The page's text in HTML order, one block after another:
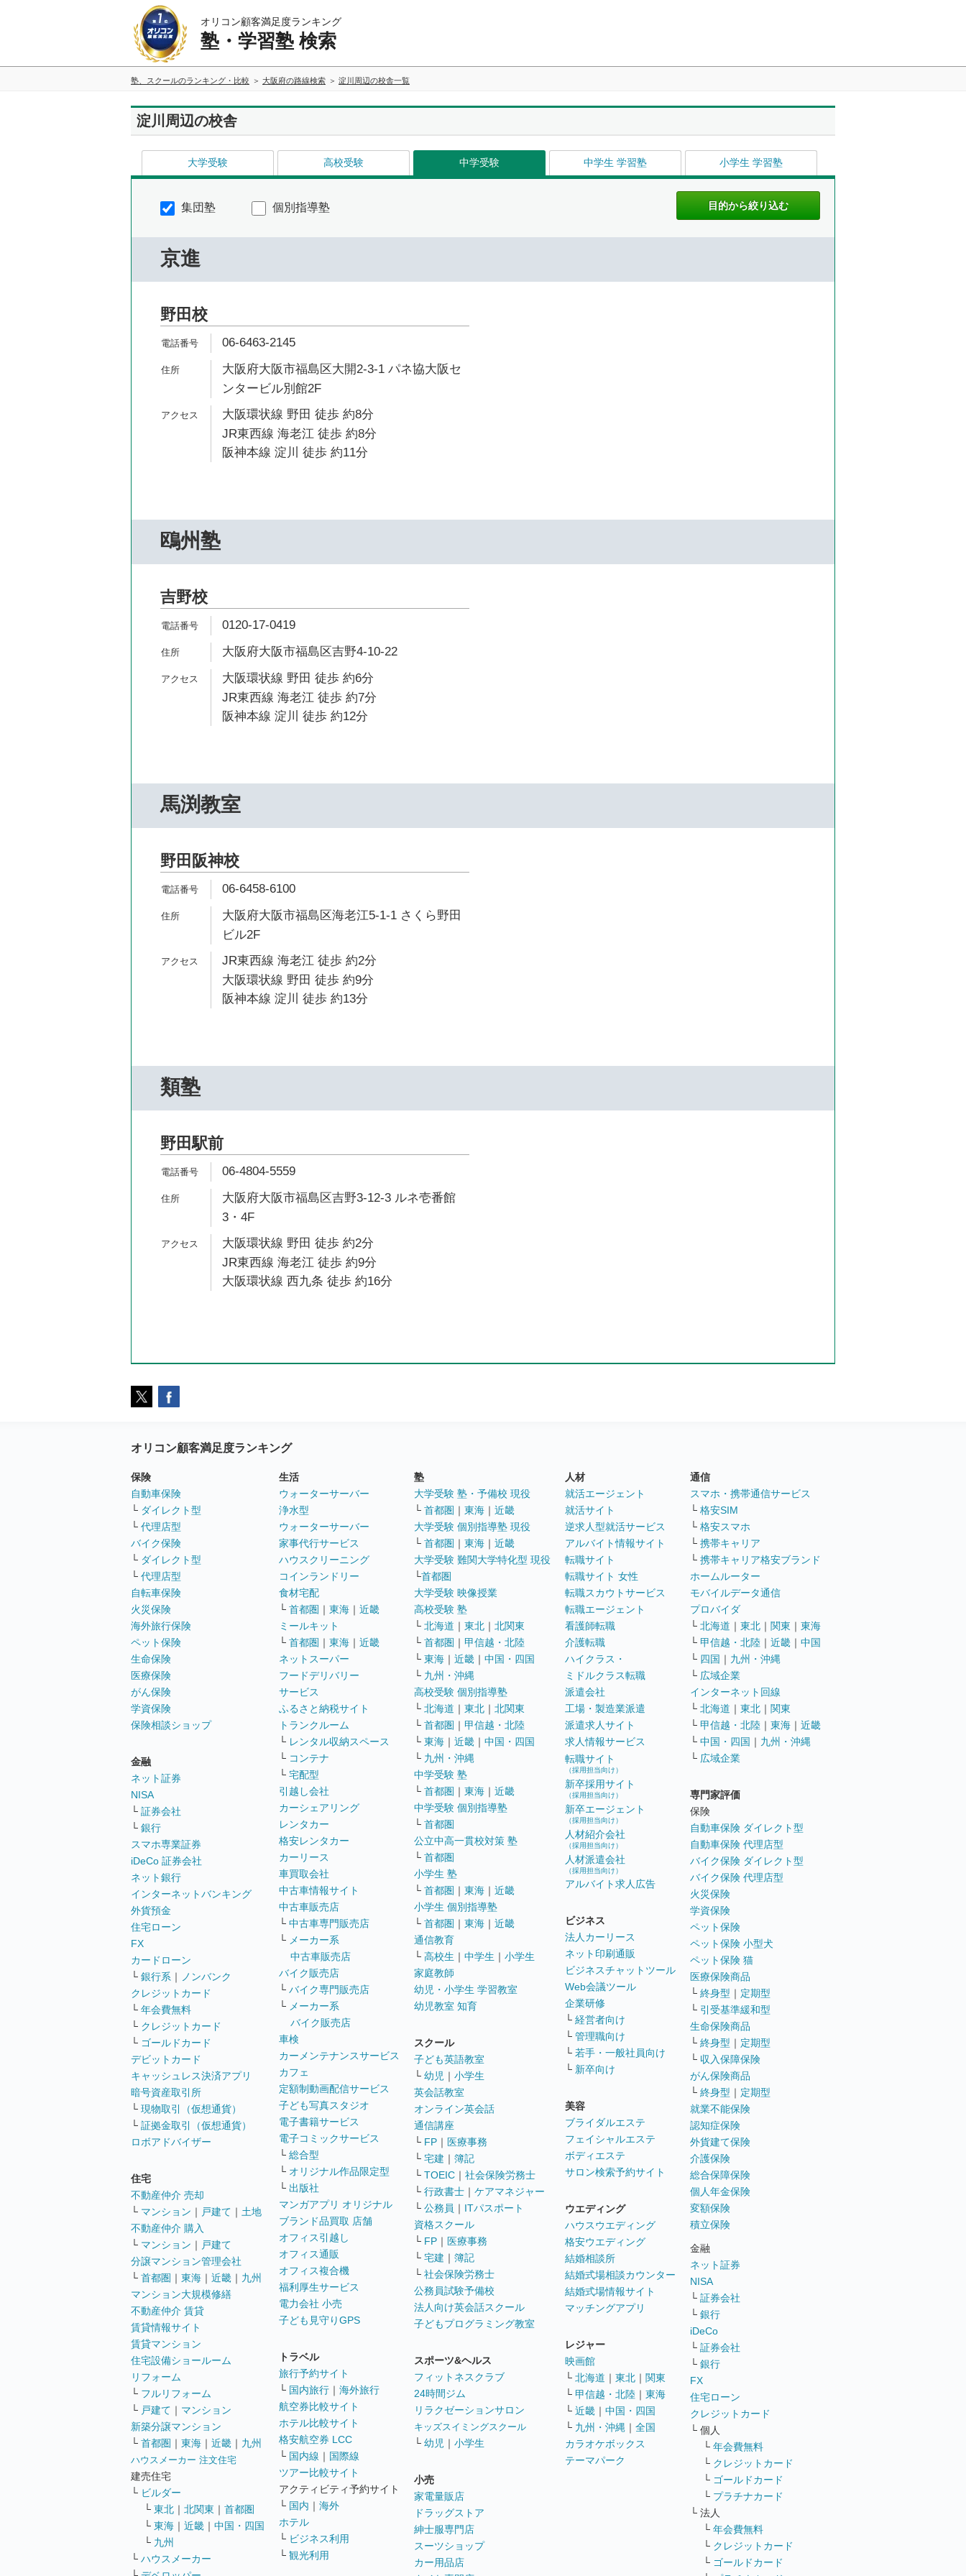
オリコン顧客満足度ランキング
塾・学習塾 検索
塾、スクールのランキング・比較 大阪府の路線検索 淀川周辺の校舎一覧
淀川周辺の校舎
大学受験 高校受験 中学受験 中学生 学習塾 小学生 学習塾
集団塾 個別指導塾
京進
野田校
06-6463-2145
大阪府大阪市福島区大開2-3-1 パネ協大阪セ
ンタービル別館2F
大阪環状線 野田 徒歩 約8分
JR東西線 海老江 徒歩 約8分
阪神本線 淀川 徒歩 約11分
鴎州塾
吉野校
0120-17-0419
大阪府大阪市福島区吉野4-10-22
大阪環状線 野田 徒歩 約6分
JR東西線 海老江 徒歩 約7分
阪神本線 淀川 徒歩 約12分
馬渕教室
野田阪神校
06-6458-6100
大阪府大阪市福島区海老江5-1-1 さくら野田
ビル2F
JR東西線 海老江 徒歩 約2分
大阪環状線 野田 徒歩 約9分
阪神本線 淀川 徒歩 約13分
類塾
野田駅前
06-4804-5559
大阪府大阪市福島区吉野3-12-3 ルネ壱番館
3・4F
大阪環状線 野田 徒歩 約2分
JR東西線 海老江 徒歩 約9分
大阪環状線 西九条 徒歩 約16分
オリコン顧客満足度ランキング
保険
自動車保険
└ ダイレクト型
└ 代理店型
バイク保険
└ ダイレクト型
└ 代理店型
自転車保険
火災保険
海外旅行保険
ペット保険
生命保険
医療保険
がん保険
学資保険
保険相談ショップ
金融
ネット証券
NISA
└ 証券会社
└ 銀行
スマホ専業証券
iDeCo 証券会社
ネット銀行
インターネットバンキング
外貨預金
住宅ローン
FX
カードローン
└ 銀行系 ｜
ノンバンク
クレジットカード
└ 年会費無料
└ クレジットカード
└ ゴールドカード
デビットカード
キャッシュレス決済アプリ
暗号資産取引所
└ 現物取引（仮想通貨）
└ 証拠金取引（仮想通貨）
ロボアドバイザー
住宅
不動産仲介 売却
└ マンション ｜ 戸建て ｜ 土地
不動産仲介 購入
└ マンション ｜ 戸建て
分譲マンション管理会社
└ 首都圏 ｜ 東海 ｜ 近畿 ｜ 九州
マンション大規模修繕
不動産仲介 賃貸
賃貸情報サイト
賃貸マンション
住宅設備ショールーム
リフォーム
└ フルリフォーム
└ 戸建て ｜ マンション
新築分譲マンション
└ 首都圏 ｜ 東海 ｜ 近畿 ｜ 九州
ハウスメーカー 注文住宅
建売住宅
└ ビルダー
└ 東北 ｜ 北関東 ｜ 首都圏
└ 東海 ｜ 近畿 ｜ 中国・四国
└ 九州
└ ハウスメーカー
生活
ウォーターサーバー
浄水型
ウォーターサーバー
家事代行サービス
ハウスクリーニング
コインランドリー
食材宅配
└ 首都圏 ｜ 東海 ｜ 近畿
ミールキット
└ 首都圏 ｜ 東海 ｜ 近畿
ネットスーパー
フードデリバリー
サービス
ふるさと納税サイト
トランクルーム
└ レンタル収納スペース
└ コンテナ
└ 宅配型
引越し会社
カーシェアリング
レンタカー
格安レンタカー
カーリース
車買取会社
中古車情報サイト
中古車販売店
└ 中古車専門販売店
└ メーカー系
中古車販売店
バイク販売店
└ バイク専門販売店
└ メーカー系
バイク販売店
車検
カーメンテナンスサービス
カフェ
定額制動画配信サービス
子ども写真スタジオ
電子書籍サービス
電子コミックサービス
└ 総合型
└ オリジナル作品限定型
└ 出版社
マンガアプリ オリジナル
ブランド品買取 店舗
オフィス引越し
オフィス通販
オフィス複合機
福利厚生サービス
電力会社 小売
子ども見守りGPS
トラベル
旅行予約サイト
└ 国内旅行 ｜ 海外旅行
航空券比較サイト
ホテル比較サイト
格安航空券 LCC
└ 国内線 ｜ 国際線
ツアー比較サイト
アクティビティ予約サイト
└ 国内 ｜ 海外
ホテル
└ ビジネス利用
└ 観光利用
塾
大学受験 塾・予備校 現役
└ 首都圏 ｜ 東海 ｜ 近畿
大学受験 個別指導塾 現役
└ 首都圏 ｜ 東海 ｜ 近畿
大学受験 難関大学特化型 現役
└首都圏
大学受験 映像授業
高校受験 塾
└ 北海道 ｜ 東北 ｜ 北関東
└ 首都圏 ｜ 甲信越・北陸
└ 東海 ｜ 近畿 ｜ 中国・四国
└ 九州・沖縄
高校受験 個別指導塾
└ 北海道 ｜ 東北 ｜ 北関東
└ 首都圏 ｜ 甲信越・北陸
└ 東海 ｜ 近畿 ｜ 中国・四国
└ 九州・沖縄
中学受験 塾
└ 首都圏 ｜ 東海 ｜ 近畿
中学受験 個別指導塾
└ 首都圏
公立中高一貫校対策 塾
└ 首都圏
小学生 塾
└ 首都圏 ｜ 東海 ｜ 近畿
小学生 個別指導塾
└ 首都圏 ｜ 東海 ｜ 近畿
通信教育
└ 高校生 ｜ 中学生 ｜ 小学生
家庭教師
幼児・小学生 学習教室
幼児教室 知育
スクール
子ども英語教室
└ 幼児 ｜ 小学生
英会話教室
オンライン英会話
通信講座
└ FP ｜ 医療事務
└ 宅建 ｜ 簿記
└ TOEIC ｜ 社会保険労務士
└ 行政書士 ｜ ケアマネジャー
└ 公務員 ｜ ITパスポート
資格スクール
└ FP ｜ 医療事務
└ 宅建 ｜ 簿記
└ 社会保険労務士
公務員試験予備校
法人向け英会話スクール
子どもプログラミング教室
スポーツ&ヘルス
フィットネスクラブ
24時間ジム
リラクゼーションサロン
キッズスイミングスクール
└ 幼児 ｜ 小学生
小売
家電量販店
ドラッグストア
紳士服専門店
スーツショップ
カー用品店
人材
就活エージェント
就活サイト
逆求人型就活サービス
アルバイト情報サイト
転職サイト
転職サイト 女性
転職スカウトサービス
転職エージェント
看護師転職
介護転職
ハイクラス・
ミドルクラス転職
派遣会社
工場・製造業派遣
派遣求人サイト
求人情報サービス
転職サイト
（採用担当向け）
新卒採用サイト
（採用担当向け）
新卒エージェント
（採用担当向け）
人材紹介会社
（採用担当向け）
人材派遣会社
（採用担当向け）
アルバイト求人広告
ビジネス
法人カーリース
ネット印刷通販
ビジネスチャットツール
Web会議ツール
企業研修
└ 経営者向け
└ 管理職向け
└ 若手・一般社員向け
└ 新卒向け
美容
ブライダルエステ
フェイシャルエステ
ボディエステ
サロン検索予約サイト
ウエディング
ハウスウエディング
格安ウエディング
結婚相談所
結婚式場相談カウンター
結婚式場情報サイト
マッチングアプリ
レジャー
映画館
└ 北海道 ｜ 東北 ｜ 関東
└ 甲信越・北陸 ｜ 東海
└ 近畿 ｜ 中国・四国
└ 九州・沖縄 ｜ 全国
カラオケボックス
テーマパーク
通信
スマホ・携帯通信サービス
└ 格安SIM
└ 格安スマホ
└ 携帯キャリア
└ 携帯キャリア格安ブランド
ホームルーター
モバイルデータ通信
プロバイダ
└ 北海道 ｜ 東北 ｜ 関東 ｜ 東海
└ 甲信越・北陸 ｜ 近畿 ｜ 中国
└ 四国 ｜ 九州・沖縄
└ 広域企業
インターネット回線
└ 北海道 ｜ 東北 ｜ 関東
└ 甲信越・北陸 ｜ 東海 ｜ 近畿
└ 中国・四国 ｜ 九州・沖縄
└ 広域企業
専門家評価
保険
自動車保険 ダイレクト型
自動車保険 代理店型
バイク保険 ダイレクト型
バイク保険 代理店型
火災保険
学資保険
ペット保険
ペット保険 小型犬
ペット保険 猫
医療保険商品
└ 終身型 ｜ 定期型
└ 引受基準緩和型
生命保険商品
└ 終身型 ｜ 定期型
└ 収入保障保険
がん保険商品
└ 終身型 ｜ 定期型
就業不能保険
認知症保険
外貨建て保険
介護保険
総合保障保険
個人年金保険
変額保険
積立保険
金融
ネット証券
NISA
└ 証券会社
└ 銀行
iDeCo
└ 証券会社
└ 銀行
FX
住宅ローン
クレジットカード
└ 個人
└ 年会費無料
└ クレジットカード
└ ゴールドカード
└ プラチナカード
└ 法人
└ 年会費無料
└ クレジットカード
└ ゴールドカード